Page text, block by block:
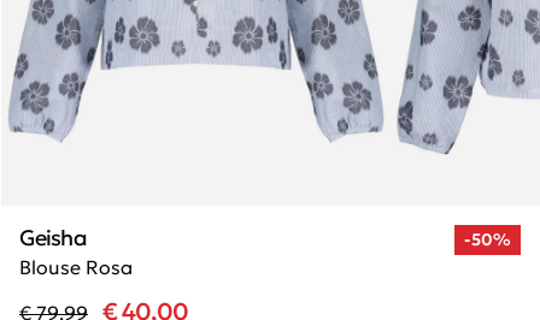
-50%
Blouse Rosa
Geisha
€ 79,99 € 40,00